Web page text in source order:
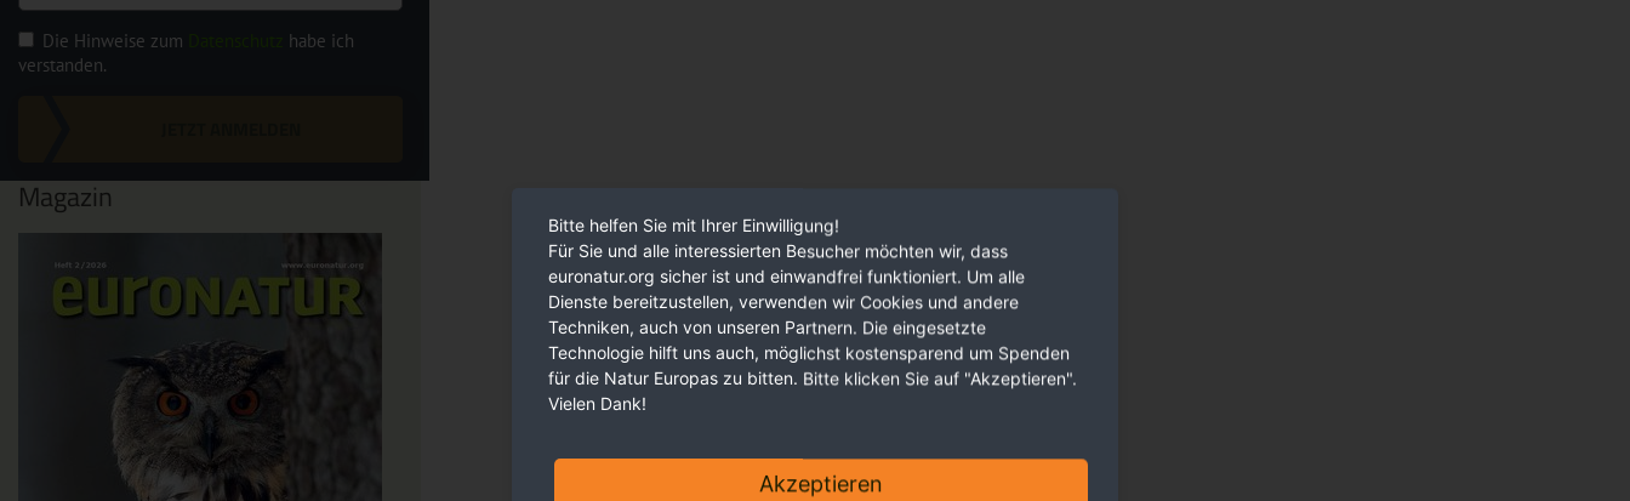
Die Hinweise zum
habe ich
verstanden.
Magazin
Bitte helfen Sie mit Ihrer Einwilligung!
Für Sie und alle interessierten Besucher möchten wir, dass
euronatur.org sicher ist und einwandfrei funktioniert. Um alle
Dienste bereitzustellen, verwenden wir Cookies und andere
Techniken, auch von unseren Partnern. Die eingesetzte
Technologie hilft uns auch, möglichst kostensparend um Spenden
für die Natur Europas zu bitten. Bitte klicken Sie auf "Akzeptieren".
Vielen Dank!
Akzeptieren